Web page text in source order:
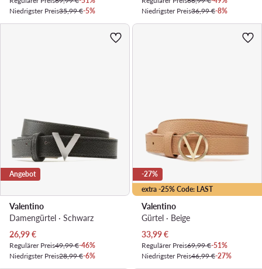
Niedrigster Preis35,99 €-5%
Niedrigster Preis36,99 €-8%
Angebot
Valentino
Damengürtel · Schwarz
Aktueller Preis
26,99€
Regulärer Preis49,99 €-46%
Niedrigster Preis28,99 €-6%
extra -25% Code: LAST
-27%
Valentino
Gürtel · Beige
Aktueller Preis
33,99€
Regulärer Preis69,99 €-51%
Niedrigster Preis46,99 €-27%